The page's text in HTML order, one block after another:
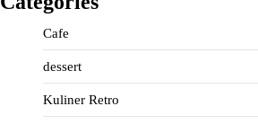
Cafe
dessert
Kuliner Retro